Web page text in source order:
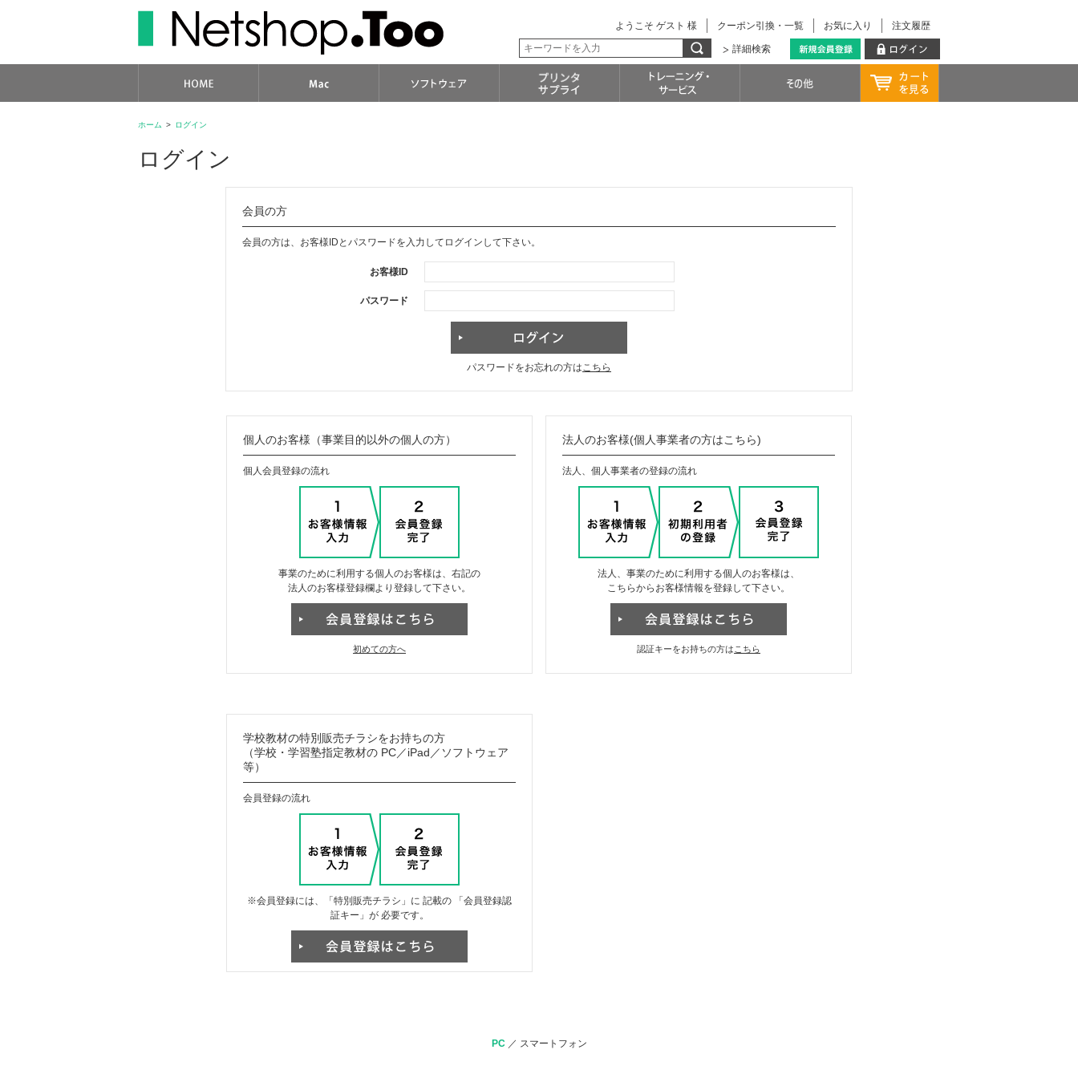
注文履歴
お気に入り
クーポン引換・一覧
ようこそ ゲスト 様
詳細検索
ホーム > ログイン
ログイン
会員の方
会員の方は、お客様IDとパスワードを入力してログインして下さい。
お客様ID
パスワード
パスワードをお忘れの方はこちら
個人のお客様（事業目的以外の個人の方）
個人会員登録の流れ
事業のために利用する個人のお客様は、右記の
法人のお客様登録欄より登録して下さい。
初めての方へ
法人のお客様(個人事業者の方はこちら)
法人、個人事業者の登録の流れ
法人、事業のために利用する個人のお客様は、
こちらからお客様情報を登録して下さい。
認証キーをお持ちの方は こちら
学校教材の特別販売チラシをお持ちの方
（学校・学習塾指定教材の PC／iPad／ソフトウェア
等）
会員登録の流れ
※会員登録には、「特別販売チラシ」に 記載の 「会員登録認
証キー」が 必要です。
PC／ スマートフォン